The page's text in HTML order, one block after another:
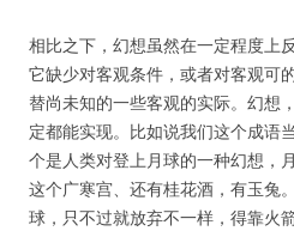
相比之下，幻想虽然在一定程度上
它缺少对客观条件，或者对客观可
替尚未知的一些客观的实际。幻想
定都能实现。比如说我们这个成语
个是人类对登上月球的一种幻想，
这个广寒宫、还有桂花酒，有玉兔
球，只不过就放弃不一样，得靠火